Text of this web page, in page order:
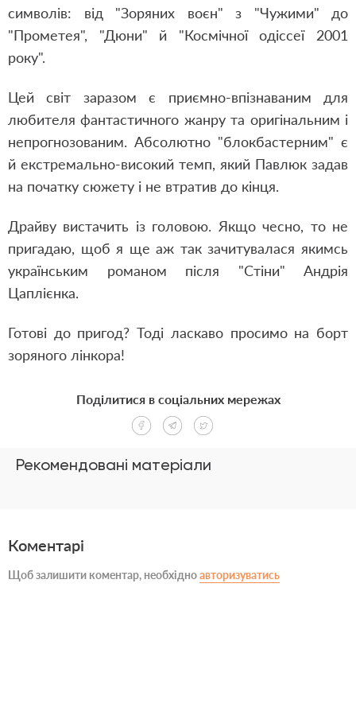
символів: від "Зоряних воєн" з "Чужими" до
"Прометея", "Дюни" й "Космічної одіссеї 2001
року".
Цей світ заразом є приємно-впізнаваним для
любителя фантастичного жанру та оригінальним і
непрогнозованим. Абсолютно "блокбастерним" є
й екстремально-високий темп, який Павлюк задав
на початку сюжету і не втратив до кінця.
Драйву вистачить із головою. Якщо чесно, то не
пригадаю, щоб я ще аж так зачитувалася якимсь
українським романом після "Стіни" Андрія
Цаплієнка.
Готові до пригод? Тоді ласкаво просимо на борт
зоряного лінкора!
Рекомендовані матеріали
Поділитися в соціальних мережах
Коментарі
Щоб залишити коментар, необхідноавторизуватись